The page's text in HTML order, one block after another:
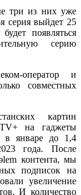
три из них уже
серия выйдет 25
появляться
серию
оператор и
совместных
картин
TV+ на гаджеты
в январе до 1,4
года. После
контента, мы
подписок на
увеличение
И количество